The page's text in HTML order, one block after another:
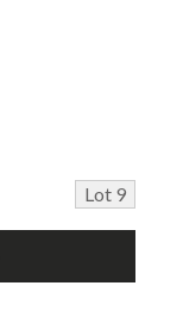
Lot 9